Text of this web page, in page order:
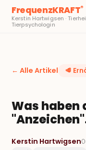
FrequenzKRAFT®
Kerstin Hartwigsen ·
Tierpsychologin
← Alle Artikel 🥩
Was haben
Kerstin Hartwigsen